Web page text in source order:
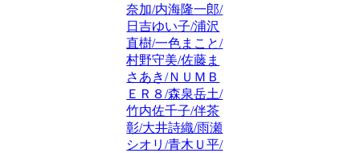
奈加/内海隆一郎/
日吉ゆい子/浦沢
直樹/一色まこと/
村野守美/佐藤ま
さあき/ＮＵＭＢ
ＥＲ８/森泉岳土/
竹内佐千子/伴茶
彰/大井詩織/雨瀬
シオリ/青木Ｕ平/